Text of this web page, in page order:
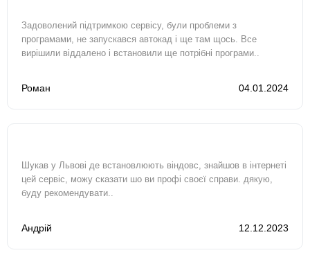
Задоволений підтримкою сервісу, були проблеми з
програмами, не запускався автокад і ще там щось. Все
вирішили віддалено і встановили ще потрібні програми..
Роман 04.01.2024
Шукав у Львові де встановлюють віндовс, знайшов в інтернеті
цей сервіс, можу сказати шо ви профі своєї справи. дякую,
буду рекомендувати..
Андрій 12.12.2023